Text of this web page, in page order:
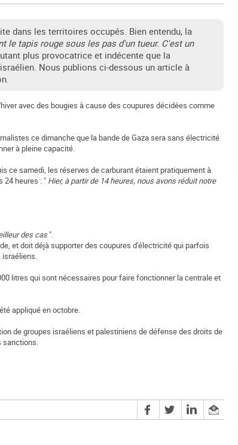
dans les territoires occupés. Bien entendu, la
le tapis rouge sous les pas d'un tueur. C'est un
plus provocatrice et indécente que la
Nous publions ci-dessous un article à
avec des bougies à cause des coupures décidées comme
ce dimanche que la bande de Gaza sera sans électricité
à pleine capacité.
ce samedi, les réserves de carburant étaient pratiquement à
24 heures : " Hier, à partir de 14 heures, nous avons réduit notre
des cas".
et doit déjà supporter des coupures d'électricité qui parfois
israéliens.
litres qui sont nécessaires pour faire fonctionner la centrale et
appliqué en octobre.
de groupes israéliens et palestiniens de défense des droits de
sanctions.